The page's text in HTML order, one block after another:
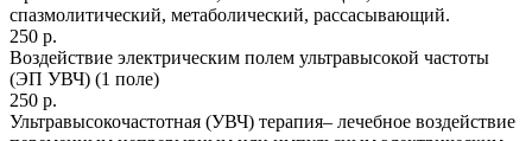
спазмолитический, метаболический, рассасывающий.
250 р.
Воздействие электрическим полем ультравысокой частоты
(ЭП УВЧ) (1 поле)
250 р.
Ультравысокочастотная (УВЧ) терапия– лечебное воздействие